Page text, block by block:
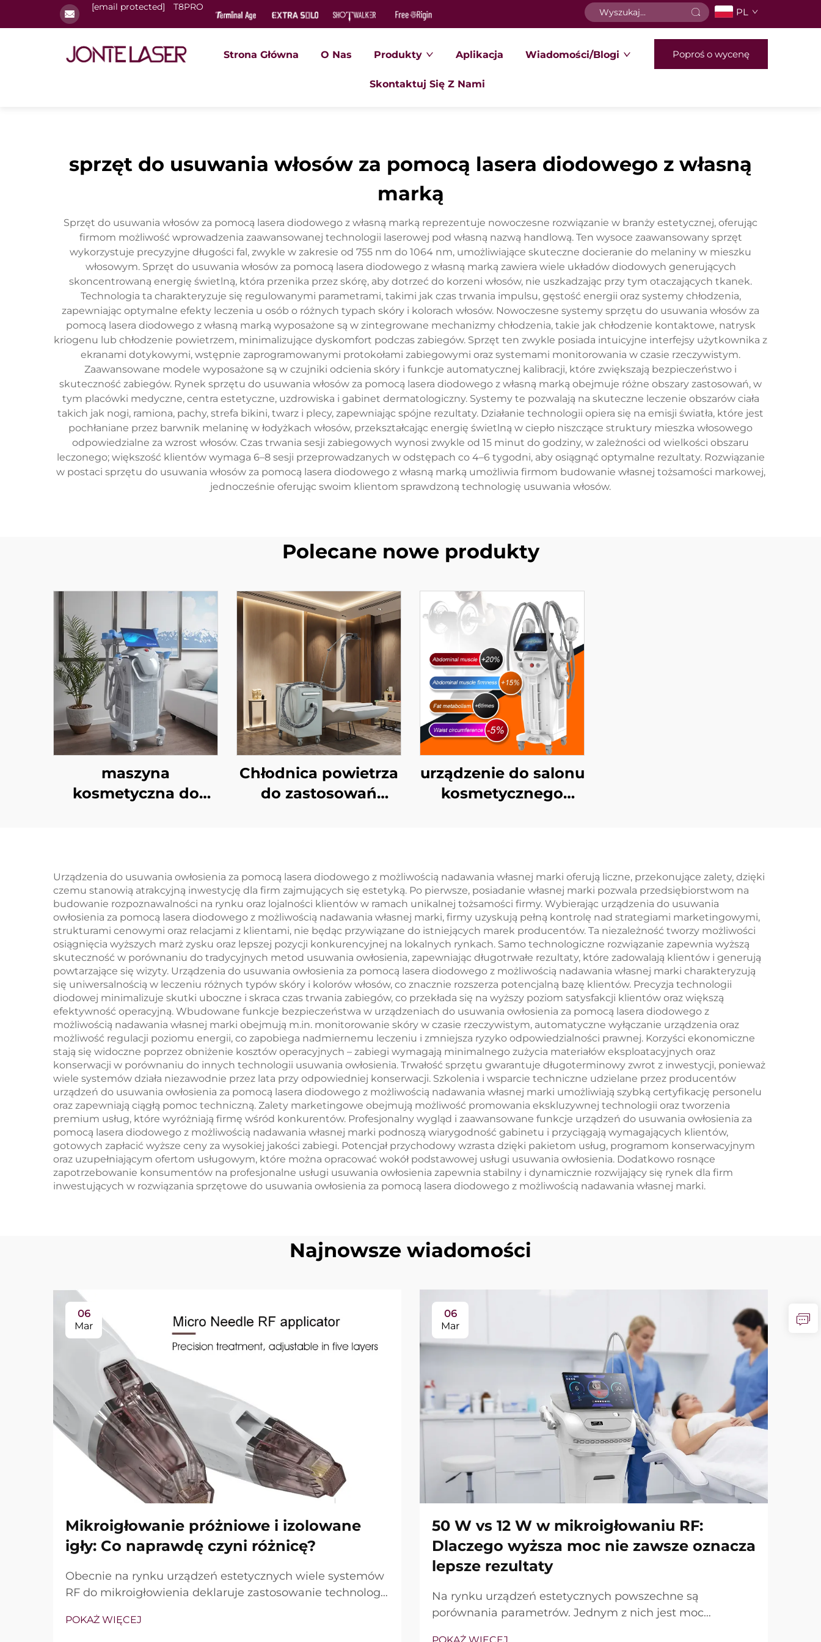
[email protected] T8PRO PL
Strona Główna O Nas Produkty Aplikacja Wiadomości/Blogi
Skontaktuj Się Z Nami
Poproś o wycenę
sprzęt do usuwania włosów za pomocą lasera diodowego z własną
marką
Sprzęt do usuwania włosów za pomocą lasera diodowego z własną marką reprezentuje nowoczesne rozwiązanie w branży estetycznej, oferując
firmom możliwość wprowadzenia zaawansowanej technologii laserowej pod własną nazwą handlową. Ten wysoce zaawansowany sprzęt
wykorzystuje precyzyjne długości fal, zwykle w zakresie od 755 nm do 1064 nm, umożliwiające skuteczne docieranie do melaniny w mieszku
włosowym. Sprzęt do usuwania włosów za pomocą lasera diodowego z własną marką zawiera wiele układów diodowych generujących
skoncentrowaną energię świetlną, która przenika przez skórę, aby dotrzeć do korzeni włosów, nie uszkadzając przy tym otaczających tkanek.
Technologia ta charakteryzuje się regulowanymi parametrami, takimi jak czas trwania impulsu, gęstość energii oraz systemy chłodzenia,
zapewniając optymalne efekty leczenia u osób o różnych typach skóry i kolorach włosów. Nowoczesne systemy sprzętu do usuwania włosów za
pomocą lasera diodowego z własną marką wyposażone są w zintegrowane mechanizmy chłodzenia, takie jak chłodzenie kontaktowe, natrysk
kriogenu lub chłodzenie powietrzem, minimalizujące dyskomfort podczas zabiegów. Sprzęt ten zwykle posiada intuicyjne interfejsy użytkownika z
ekranami dotykowymi, wstępnie zaprogramowanymi protokołami zabiegowymi oraz systemami monitorowania w czasie rzeczywistym.
Zaawansowane modele wyposażone są w czujniki odcienia skóry i funkcje automatycznej kalibracji, które zwiększają bezpieczeństwo i
skuteczność zabiegów. Rynek sprzętu do usuwania włosów za pomocą lasera diodowego z własną marką obejmuje różne obszary zastosowań, w
tym placówki medyczne, centra estetyczne, uzdrowiska i gabinet dermatologiczny. Systemy te pozwalają na skuteczne leczenie obszarów ciała
takich jak nogi, ramiona, pachy, strefa bikini, twarz i plecy, zapewniając spójne rezultaty. Działanie technologii opiera się na emisji światła, które jest
pochłaniane przez barwnik melaninę w łodyżkach włosów, przekształcając energię świetlną w ciepło niszczące struktury mieszka włosowego
odpowiedzialne za wzrost włosów. Czas trwania sesji zabiegowych wynosi zwykle od 15 minut do godziny, w zależności od wielkości obszaru
leczonego; większość klientów wymaga 6–8 sesji przeprowadzanych w odstępach co 4–6 tygodni, aby osiągnąć optymalne rezultaty. Rozwiązanie
w postaci sprzętu do usuwania włosów za pomocą lasera diodowego z własną marką umożliwia firmom budowanie własnej tożsamości markowej,
jednocześnie oferując swoim klientom sprawdzoną technologię usuwania włosów.
Polecane nowe produkty
maszyna
kosmetyczna do
wymiennymi
głowicami,
technologia
chłodzenia 360
stopni, krioterapia do
wspomagania utraty
masy ciała
Chłodnica powietrza
do zastosowań
laserowych
estetycznych,
łagodzenia bólu oraz
ochrony naskórka –
ciągłe,
bezkontaktowe
użytkowanie w
placówkach
medycznych
urządzenie do salonu
kosmetycznego
stymulacja
elektromagnetyczna
mięśni
Urządzenia do usuwania owłosienia za pomocą lasera diodowego z możliwością nadawania własnej marki oferują liczne, przekonujące zalety, dzięki
czemu stanowią atrakcyjną inwestycję dla firm zajmujących się estetyką. Po pierwsze, posiadanie własnej marki pozwala przedsiębiorstwom na
budowanie rozpoznawalności na rynku oraz lojalności klientów w ramach unikalnej tożsamości firmy. Wybierając urządzenia do usuwania
owłosienia za pomocą lasera diodowego z możliwością nadawania własnej marki, firmy uzyskują pełną kontrolę nad strategiami marketingowymi,
strukturami cenowymi oraz relacjami z klientami, nie będąc przywiązane do istniejących marek producentów. Ta niezależność tworzy możliwości
osiągnięcia wyższych marż zysku oraz lepszej pozycji konkurencyjnej na lokalnych rynkach. Samo technologiczne rozwiązanie zapewnia wyższą
skuteczność w porównaniu do tradycyjnych metod usuwania owłosienia, zapewniając długotrwałe rezultaty, które zadowalają klientów i generują
powtarzające się wizyty. Urządzenia do usuwania owłosienia za pomocą lasera diodowego z możliwością nadawania własnej marki charakteryzują
się uniwersalnością w leczeniu różnych typów skóry i kolorów włosów, co znacznie rozszerza potencjalną bazę klientów. Precyzja technologii
diodowej minimalizuje skutki uboczne i skraca czas trwania zabiegów, co przekłada się na wyższy poziom satysfakcji klientów oraz większą
efektywność operacyjną. Wbudowane funkcje bezpieczeństwa w urządzeniach do usuwania owłosienia za pomocą lasera diodowego z
możliwością nadawania własnej marki obejmują m.in. monitorowanie skóry w czasie rzeczywistym, automatyczne wyłączanie urządzenia oraz
możliwość regulacji poziomu energii, co zapobiega nadmiernemu leczeniu i zmniejsza ryzyko odpowiedzialności prawnej. Korzyści ekonomiczne
stają się widoczne poprzez obniżenie kosztów operacyjnych – zabiegi wymagają minimalnego zużycia materiałów eksploatacyjnych oraz
konserwacji w porównaniu do innych technologii usuwania owłosienia. Trwałość sprzętu gwarantuje długoterminowy zwrot z inwestycji, ponieważ
wiele systemów działa niezawodnie przez lata przy odpowiedniej konserwacji. Szkolenia i wsparcie techniczne udzielane przez producentów
urządzeń do usuwania owłosienia za pomocą lasera diodowego z możliwością nadawania własnej marki umożliwiają szybką certyfikację personelu
oraz zapewniają ciągłą pomoc techniczną. Zalety marketingowe obejmują możliwość promowania ekskluzywnej technologii oraz tworzenia
premium usług, które wyróżniają firmę wśród konkurentów. Profesjonalny wygląd i zaawansowane funkcje urządzeń do usuwania owłosienia za
pomocą lasera diodowego z możliwością nadawania własnej marki podnoszą wiarygodność gabinetu i przyciągają wymagających klientów,
gotowych zapłacić wyższe ceny za wysokiej jakości zabiegi. Potencjał przychodowy wzrasta dzięki pakietom usług, programom konserwacyjnym
oraz uzupełniającym ofertom usługowym, które można opracować wokół podstawowej usługi usuwania owłosienia. Dodatkowo rosnące
zapotrzebowanie konsumentów na profesjonalne usługi usuwania owłosienia zapewnia stabilny i dynamicznie rozwijający się rynek dla firm
inwestujących w rozwiązania sprzętowe do usuwania owłosienia za pomocą lasera diodowego z możliwością nadawania własnej marki.
Najnowsze wiadomości
06
Mar
Mikroigłowanie próżniowe i izolowane
igły: Co naprawdę czyni różnicę?
Obecnie na rynku urządzeń estetycznych wiele systemów
RF do mikroigłowienia deklaruje zastosowanie technologii
brzmi jednak nie tyle, czy te funkcje istnieją, ale jak
POKAŻ WIĘCEJ
06
Mar
50 W vs 12 W w mikroigłowaniu RF:
Dlaczego wyższa moc nie zawsze oznacza
lepsze rezultaty
Na rynku urządzeń estetycznych powszechne są
porównania parametrów. Jednym z nich jest moc